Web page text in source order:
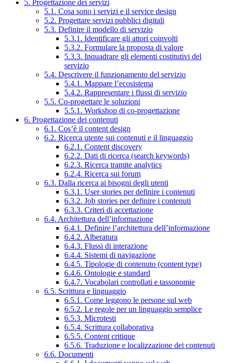
5. Progettazione dei servizi
5.1. Cosa sono i servizi e il service design
5.2. Progettare servizi pubblici digitali
5.3. Definire il modello di servizio
5.3.1. Identificare gli attori coinvolti
5.3.2. Formulare la proposta di valore
5.3.3. Inquadrare gli elementi costitutivi del
servizio
5.4. Descrivere il funzionamento del servizio
5.4.1. Mappare l’ecosistema
5.4.2. Rappresentare i flussi di servizio
5.5. Co-progettare le soluzioni
5.5.1. Workshop di co-progettazione
6. Progettazione dei contenuti
6.1. Cos’è il content design
6.2. Ricerca utente sui contenuti e il linguaggio
6.2.1. Content discovery
6.2.2. Dati di ricerca (search keywords)
6.2.3. Ricerca tramite analytics
6.2.4. Ricerca sui forum
6.3. Dalla ricerca ai bisogni degli utenti
6.3.1. User stories per definire i contenuti
6.3.2. Job stories per definire i contenuti
6.3.3. Criteri di accettazione
6.4. Architettura dell’informazione
6.4.1. Definire l’architettura dell’informazione
6.4.2. Alberatura
6.4.3. Flussi di interazione
6.4.4. Sistemi di navigazione
6.4.5. Tipologie di contenuto (content type)
6.4.6. Ontologie e standard
6.4.7. Vocabolari controllati e tassonomie
6.5. Scrittura e linguaggio
6.5.1. Come leggono le persone sul web
6.5.2. Le regole per un linguaggio semplice
6.5.3. Microtesti
6.5.4. Scrittura collaborativa
6.5.5. Content critique
6.5.6. Traduzione e localizzazione dei contenuti
6.6. Documenti